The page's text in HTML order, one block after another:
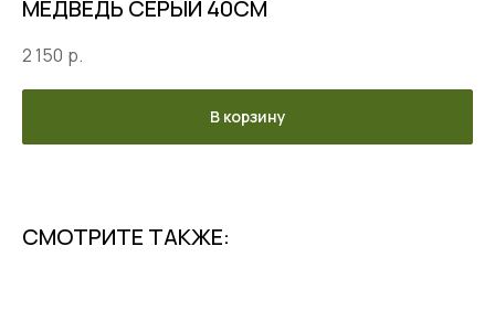
МЕДВЕДЬ СЕРЫЙ 40СМ
2 150 р.
В корзину
СМОТРИТЕ ТАКЖЕ: